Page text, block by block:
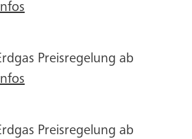
Preisregelung ab
Preisregelung ab